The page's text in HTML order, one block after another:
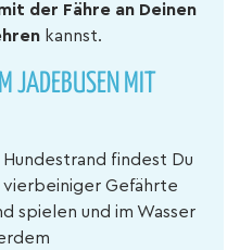
der Fähre an Deinen
kannst.
MIT H
findest Du
vierbeiniger Gefährte
spielen und im Wasser